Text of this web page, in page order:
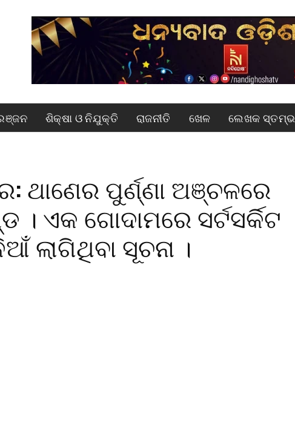
ଶିକ୍ଷା ଓ ନିଯୁକ୍ତି ରାଜନୀତି ଖେଳ ଲେଖକ ସ୍ତମ୍ଭ
ଥାଣେର ପୁର୍ଣ୍ଣା ଅଞ୍ଚଳରେ
। ଏକ ଗୋଦାମରେ ସର୍ଟସର୍କିଟ
ଲାଗିଥିବା ସୂଚନା ।